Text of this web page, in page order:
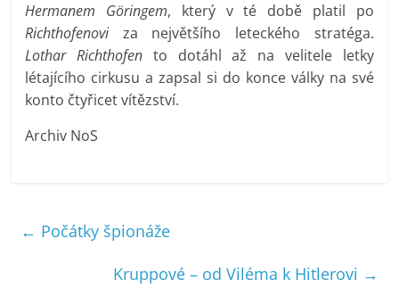
Hermanem Göringem, který v té době platil po
Richthofenovi za největšího leteckého stratéga.
Lothar Richthofen to dotáhl až na velitele letky
létajícího cirkusu a zapsal si do konce války na své
konto čtyřicet vítězství.
Archiv NoS
← Počátky špionáže
Kruppové – od Viléma k Hitlerovi →